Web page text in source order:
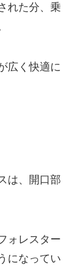
れた分、乗
広く快適に
は、開口部
ォレスター
になってい